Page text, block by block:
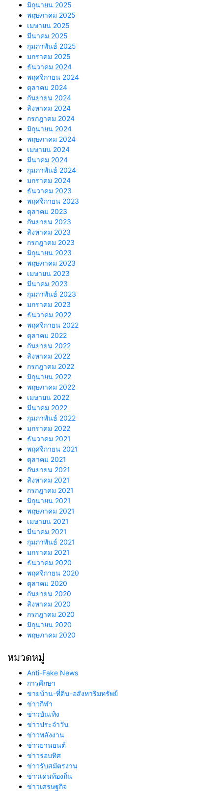
มิถุนายน 2025
พฤษภาคม 2025
เมษายน 2025
มีนาคม 2025
กุมภาพันธ์ 2025
มกราคม 2025
ธันวาคม 2024
พฤศจิกายน 2024
ตุลาคม 2024
กันยายน 2024
สิงหาคม 2024
กรกฎาคม 2024
มิถุนายน 2024
พฤษภาคม 2024
เมษายน 2024
มีนาคม 2024
กุมภาพันธ์ 2024
มกราคม 2024
ธันวาคม 2023
พฤศจิกายน 2023
ตุลาคม 2023
กันยายน 2023
สิงหาคม 2023
กรกฎาคม 2023
มิถุนายน 2023
พฤษภาคม 2023
เมษายน 2023
มีนาคม 2023
กุมภาพันธ์ 2023
มกราคม 2023
ธันวาคม 2022
พฤศจิกายน 2022
ตุลาคม 2022
กันยายน 2022
สิงหาคม 2022
กรกฎาคม 2022
มิถุนายน 2022
พฤษภาคม 2022
เมษายน 2022
มีนาคม 2022
กุมภาพันธ์ 2022
มกราคม 2022
ธันวาคม 2021
พฤศจิกายน 2021
ตุลาคม 2021
กันยายน 2021
สิงหาคม 2021
กรกฎาคม 2021
มิถุนายน 2021
พฤษภาคม 2021
เมษายน 2021
มีนาคม 2021
กุมภาพันธ์ 2021
มกราคม 2021
ธันวาคม 2020
พฤศจิกายน 2020
ตุลาคม 2020
กันยายน 2020
สิงหาคม 2020
กรกฎาคม 2020
มิถุนายน 2020
พฤษภาคม 2020
หมวดหมู่
Anti-Fake News
การศึกษา
ขายบ้าน-ที่ดิน-อสังหาริมทรัพย์
ข่าวกีฬา
ข่าวบันเทิง
ข่าวประจำวัน
ข่าวพลังงาน
ข่าวยานยนต์
ข่าวรอบทิศ
ข่าวรับสมัตรงาน
ข่าวเด่นท้องถิ่น
ข่าวเศรษฐกิจ